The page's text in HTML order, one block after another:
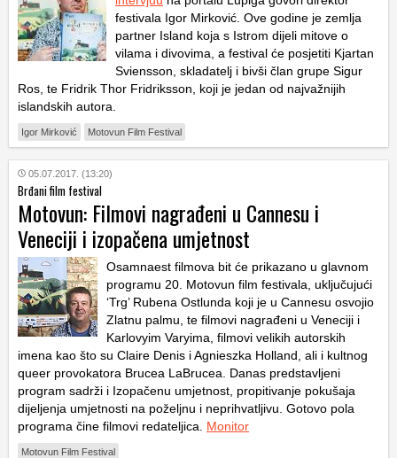
festivala Igor Mirković. Ove godine je zemlja
partner Island koja s Istrom dijeli mitove o
vilama i divovima, a festival će posjetiti Kjartan
Sviensson, skladatelj i bivši član grupe Sigur
Ros, te Fridrik Thor Fridriksson, koji je jedan od najvažnijih
islandskih autora.
Igor Mirković Motovun Film Festival
05.07.2017. (13:20)
Brđani film festival
Motovun: Filmovi nagrađeni u Cannesu i
Veneciji i izopačena umjetnost
Osamnaest filmova bit će prikazano u glavnom
programu 20. Motovun film festivala, uključujući
‘Trg’ Rubena Ostlunda koji je u Cannesu osvojio
Zlatnu palmu, te filmovi nagrađeni u Veneciji i
Karlovyim Varyima, filmovi velikih autorskih
imena kao što su Claire Denis i Agnieszka Holland, ali i kultnog
queer provokatora Brucea LaBrucea. Danas predstavljeni
program sadrži i Izopačenu umjetnost, propitivanje pokušaja
dijeljenja umjetnosti na poželjnu i neprihvatljivu. Gotovo pola
programa čine filmovi redateljica. Monitor
Motovun Film Festival